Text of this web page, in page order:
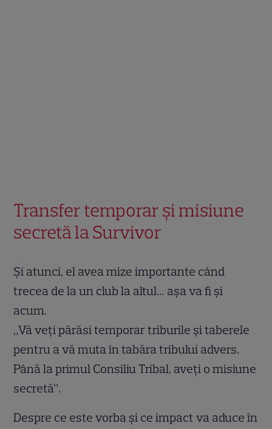
Transfer temporar și misiune
secretă la Survivor
Și atunci, el avea mize importante când
trecea de la un club la altul… așa va fi și
acum.
„Vă veți părăsi temporar triburile și taberele
pentru a vă muta în tabăra tribului advers.
Până la primul Consiliu Tribal, aveți o misiune
secretă”.
Despre ce este vorba și ce impact va aduce în